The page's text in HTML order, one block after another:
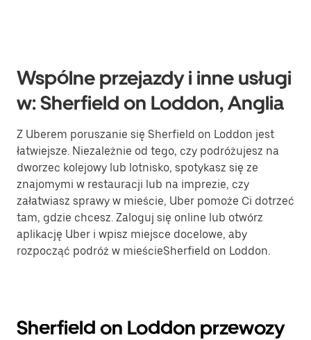
Wspólne przejazdy i inne usługi
w: Sherfield on Loddon, Anglia
Z Uberem poruszanie się Sherfield on Loddon jest
łatwiejsze. Niezależnie od tego, czy podróżujesz na
dworzec kolejowy lub lotnisko, spotykasz się ze
znajomymi w restauracji lub na imprezie, czy
załatwiasz sprawy w mieście, Uber pomoże Ci dotrzeć
tam, gdzie chcesz. Zaloguj się online lub otwórz
aplikację Uber i wpisz miejsce docelowe, aby
rozpocząć podróż w mieścieSherfield on Loddon.
Sherfield on Loddon przewozy